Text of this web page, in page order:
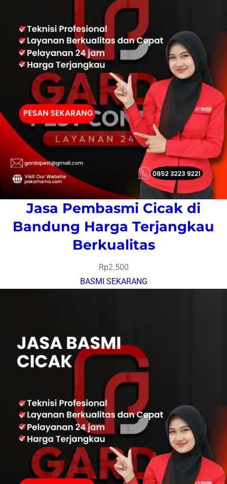
Jasa Pembasmi Cicak di
Bandung Harga Terjangkau
Berkualitas
Rp2.500
BASMI SEKARANG